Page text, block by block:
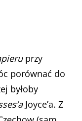
przy
porównać do
byłoby
Joyce’a. Z